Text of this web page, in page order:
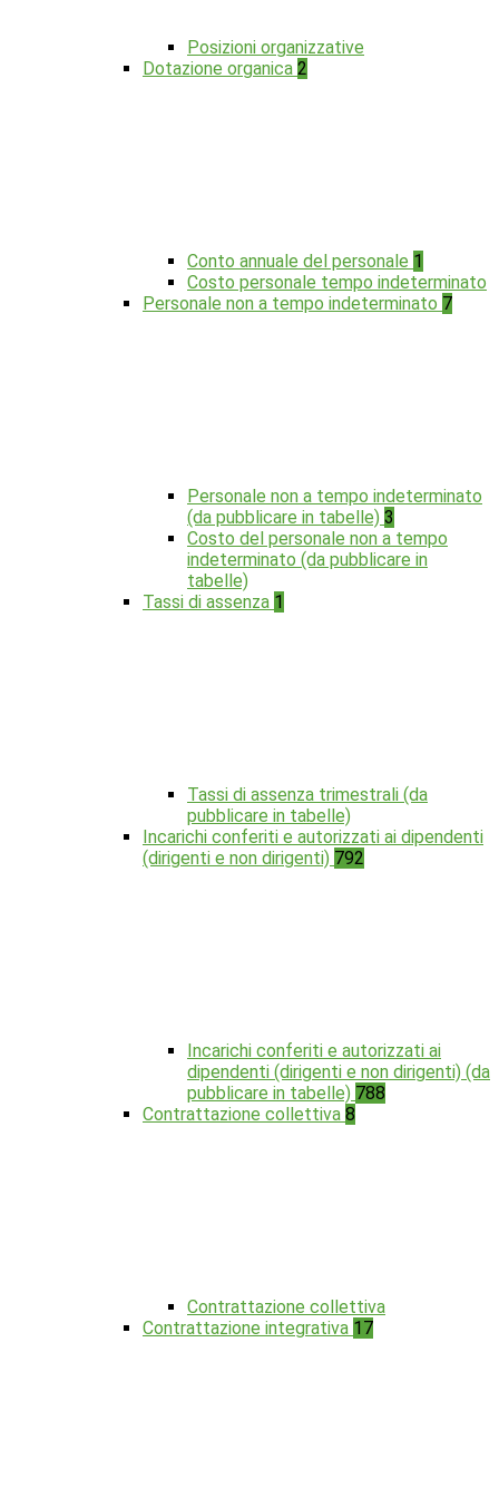
Posizioni organizzative
Dotazione organica 2
Conto annuale del personale 1
Costo personale tempo indeterminato
Personale non a tempo indeterminato 7
Personale non a tempo indeterminato
(da pubblicare in tabelle) 3
Costo del personale non a tempo
indeterminato (da pubblicare in
tabelle)
Tassi di assenza 1
Tassi di assenza trimestrali (da
pubblicare in tabelle)
Incarichi conferiti e autorizzati ai dipendenti
(dirigenti e non dirigenti) 792
Incarichi conferiti e autorizzati ai
dipendenti (dirigenti e non dirigenti) (da
pubblicare in tabelle) 788
Contrattazione collettiva 8
Contrattazione collettiva
Contrattazione integrativa 17